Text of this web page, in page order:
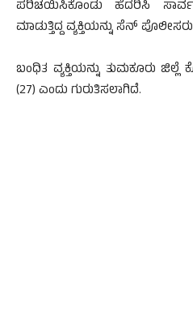
ಪರಿಚಯಿಸಿಕೊಂಡು ಹೆದರಿಸಿ
ಮಾಡುತ್ತಿದ್ದ ವ್ಯಕ್ತಿಯನ್ನು ಸೆನ್
ಬಂಧಿತ ವ್ಯಕ್ತಿಯನ್ನು ತುಮಕೂರು
(27) ಎಂದು ಗುರುತಿಸಲಾಗಿದೆ.